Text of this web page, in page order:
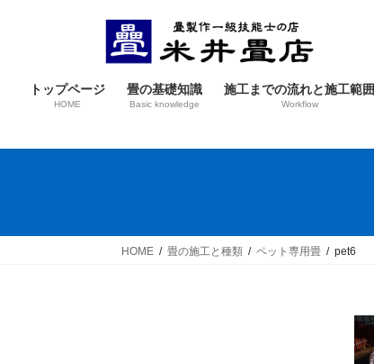
トップページ
HOME
畳の基礎知識
Basic knowledge
施工までの流れと施工範囲
Workflow
HOME 畳の施工と種類 ペット専用畳 pet6